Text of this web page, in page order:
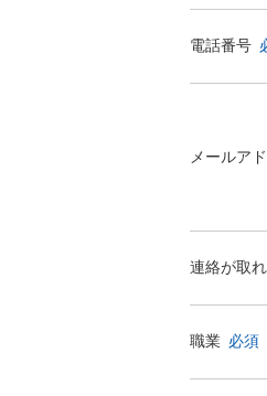
電話番号
メールア
連絡が取
職業 必須